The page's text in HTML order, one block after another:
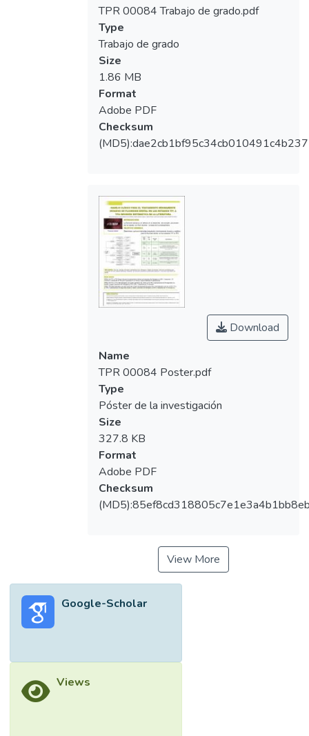
TPR 00084 Trabajo de grado.pdf
Type
Trabajo de grado
Size
1.86 MB
Format
Adobe PDF
Checksum
Download
Name
TPR 00084 Poster.pdf
Type
Póster de la investigación
Size
327.8 KB
Format
Adobe PDF
Checksum
View More
Google-Scholar
Views